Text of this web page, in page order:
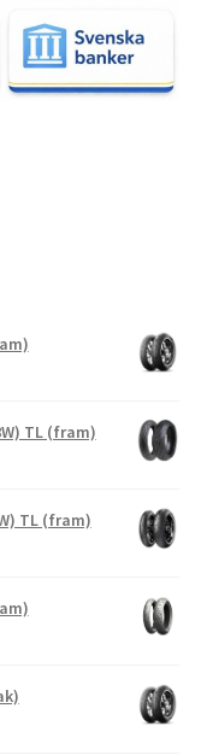
TL (fram)
TL (fram)